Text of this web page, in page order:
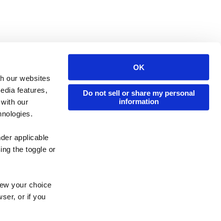
our websites
features,
our
applicable
the toggle or
your choice
or if you
OK
Do not sell or share my personal
information
Issuu Platform
Content Types
Features
Industries
Developers